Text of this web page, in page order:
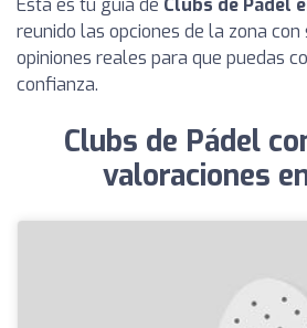
Esta es tu guía de Clubs de Pádel
reunido las opciones de la zona
opiniones reales para que puedas
confianza.
Clubs de Pádel
valoraciones